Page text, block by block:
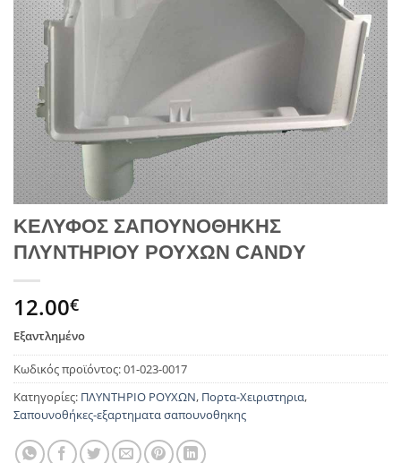
ΚΕΛΥΦΟΣ ΣΑΠΟΥΝΟΘΗΚΗΣ
ΠΛΥΝΤΗΡΙΟΥ ΡΟΥΧΩΝ CANDY
12.00€
Εξαντλημένο
Κωδικός προϊόντος:01-023-0017
Κατηγορίες: ΠΛΥΝΤΗΡΙΟ ΡΟΥΧΩΝ, Πορτα-Χειριστηρια,
Σαπουνοθήκες-εξαρτηματα σαπουνοθηκης